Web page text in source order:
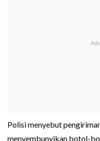
Polisi menyebut
menyembunyikan botol-